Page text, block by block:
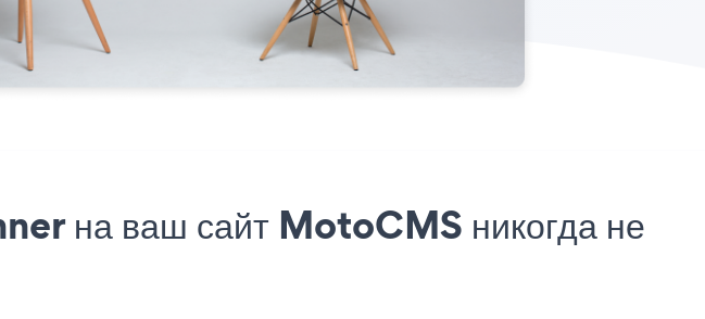
на ваш сайт MotoCMS никогда не